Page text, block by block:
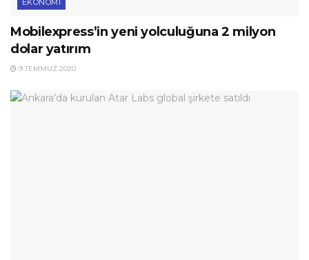
EKONOMI
Mobilexpress’in yeni yolculuğuna 2 milyon
dolar yatırım
9 TEMMUZ 2020